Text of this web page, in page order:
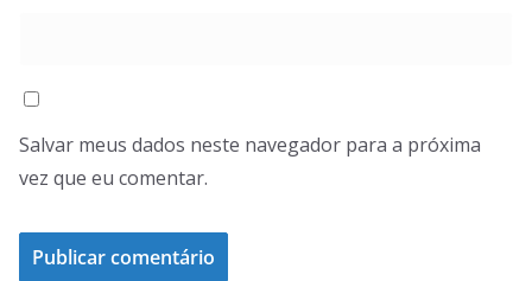
Salvar meus dados neste navegador para a próxima
vez que eu comentar.